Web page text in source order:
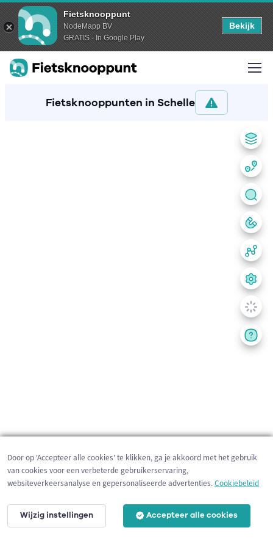
Fietsknooppunt
NodeMapp BV
GRATIS - In Google Play
Bekijk
Fietsknooppunten in Schelle
1 km
Door op 'Accepteer alle cookies' te klikken, ga je akkoord met het gebruik
van cookies voor een verbeterde gebruikerservaring,
websiteverkeersanalyse en gepersonaliseerde advertenties.Cookiebeleid
Wijzig instellingen Accepteer alle cookies